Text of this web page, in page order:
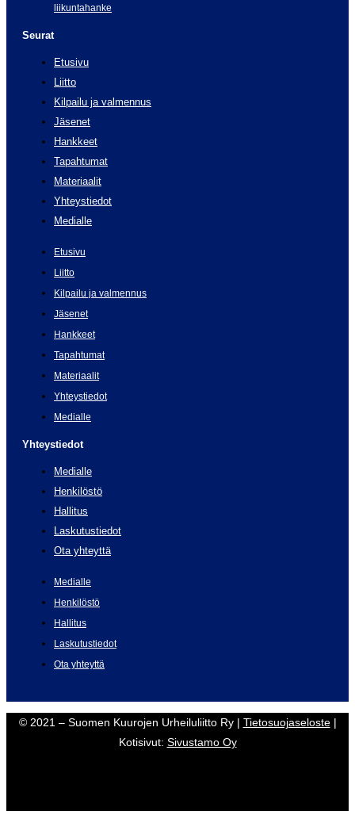
liikuntahanke
Seurat
Etusivu
Liitto
Kilpailu ja valmennus
Jäsenet
Hankkeet
Tapahtumat
Materiaalit
Yhteystiedot
Medialle
Etusivu
Liitto
Kilpailu ja valmennus
Jäsenet
Hankkeet
Tapahtumat
Materiaalit
Yhteystiedot
Medialle
Yhteystiedot
Medialle
Henkilöstö
Hallitus
Laskutustiedot
Ota yhteyttä
Medialle
Henkilöstö
Hallitus
Laskutustiedot
Ota yhteyttä
© 2021 – Suomen Kuurojen Urheiluliitto Ry | Tietosuojaseloste|
Kotisivut: Sivustamo Oy